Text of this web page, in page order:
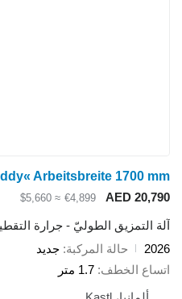
AED
€4,899
≈ $5,660
الطوليّ - جرارة التقطيع جزازة
حالة المركبة جديد
الخطف
1.7 متر